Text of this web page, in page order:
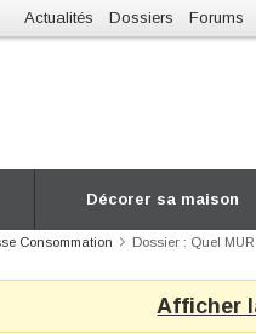
Actualités Dossiers Forums
Décorer sa maison
Consommation Dossier : Quel
Afficher